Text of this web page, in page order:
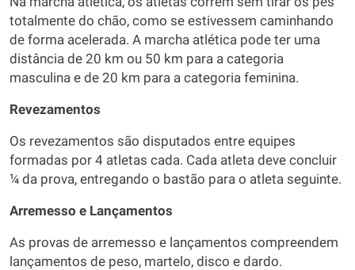
totalmente do chão, como se estivessem caminhando
de forma acelerada. A marcha atlética pode ter uma
distância de 20 km ou 50 km para a categoria
masculina e de 20 km para a categoria feminina.
Revezamentos
Os revezamentos são disputados entre equipes
formadas por 4 atletas cada. Cada atleta deve concluir
¼ da prova, entregando o bastão para o atleta seguinte.
Arremesso e Lançamentos
As provas de arremesso e lançamentos compreendem
lançamentos de peso, martelo, disco e dardo.